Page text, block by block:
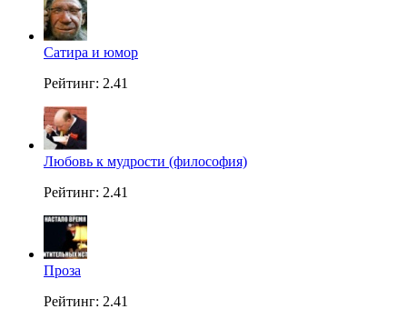
Сатира и юмор
Рейтинг: 2.41
Любовь к мудрости (философия)
Рейтинг: 2.41
Проза
Рейтинг: 2.41